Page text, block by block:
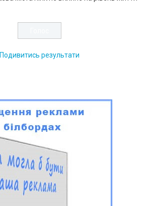
Подивитись результати